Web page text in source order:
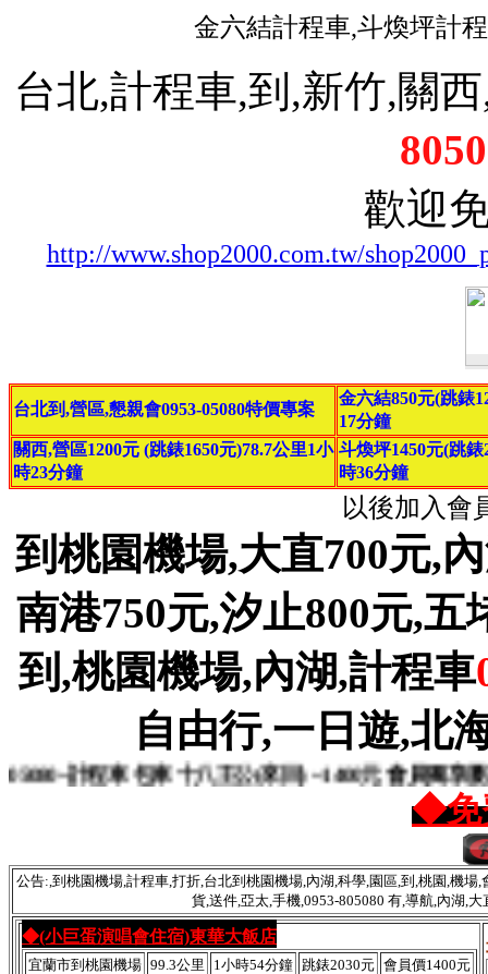
金六結計程車,斗煥坪計
台北,計程車,到,新竹,關
歡迎
http://www.shop2000.com.tw/
台北到,營區,懇親會0953-05080特價專案
金六結850元(跳錶
17分鐘
關西,營區1200元 (跳錶1650元)78.7公里1小
時23分鐘
斗煥坪1450元(跳錶
時36分鐘
以後加入會
到桃園機場,大直700元,
南港750元,汐止800元,五
到,桃園機場,內湖,計程車
自由行,一日遊,北
程車 包車 十八王公(來回) ~1400元 會員獨享優惠
◆免
公告:,到桃園機場,計程車,打折,台北到桃園機場,內湖,科學,園區,到,桃園,機場,
貨,送件,亞太,手機,0953-805080 有,導航,內湖,
◆(小巨蛋演唱會住宿)東華大飯店
宜蘭市到桃園機場 99.3公里 1小時54分鐘 跳錶2030元 會員價1400元